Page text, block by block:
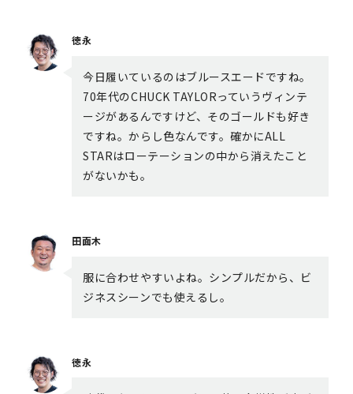
徳永
今日履いているのはブルースエードですね。
70年代のCHUCK TAYLORっていうヴィンテ
ージがあるんですけど、そのゴールドも好き
ですね。からし色なんです。確かにALL
STARはローテーションの中から消えたこと
がないかも。
田面木
服に合わせやすいよね。シンプルだから、ビ
ジネスシーンでも使えるし。
徳永